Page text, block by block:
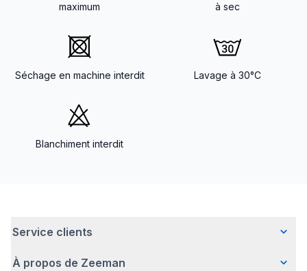
maximum
à sec
Séchage en machine interdit Lavage à 30°C
Blanchiment interdit
Service clients
Questions fréquentes
À propos de Zeeman